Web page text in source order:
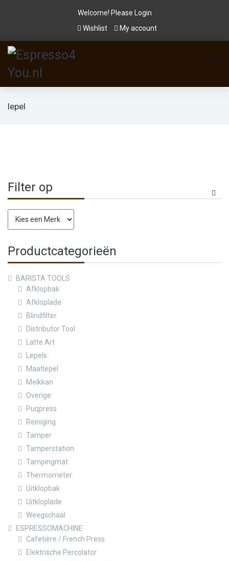
Welcome! Please
Login
Wishlist
My account
lepel
Filter op
Productcategorieën
BARISTA TOOLS
Afklopbak
Afkloplade
Blindfilter
Distributor Tool
Latte Art
Lepels
Maatlepel
Melkkan
Overige
Puqpress
Reiniging
Tamper
Tamperstation
Tampingmat
Thermometer
Uitklopbak
Uitkloplade
Weegschaal
ESPRESSOMACHINE
Cafetière / French Press
Elektrische Percolator